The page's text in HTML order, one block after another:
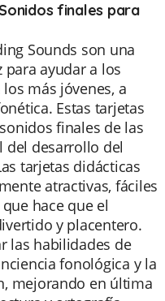
finales para
Sounds son una
ayudar a los
más jóvenes, a
Estas tarjetas
finales de las
del desarrollo del
tarjetas didácticas
atractivas, fáciles
hace que el
y placentero.
las habilidades de
fonológica y la
mejorando en última